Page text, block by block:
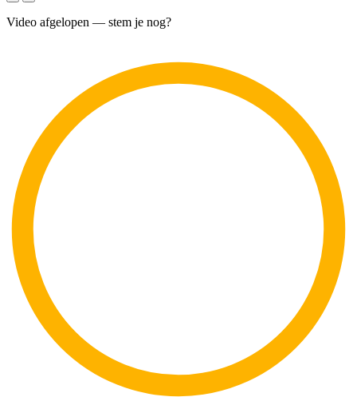
Video afgelopen — stem je nog?